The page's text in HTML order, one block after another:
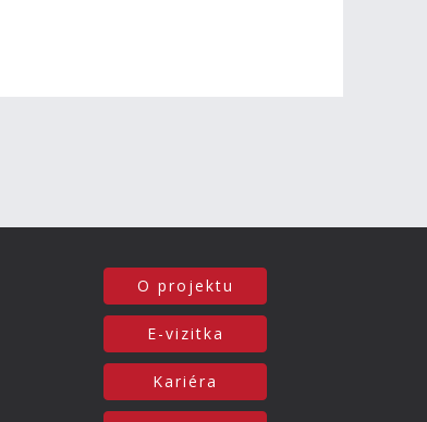
O projektu
E-vizitka
Kariéra